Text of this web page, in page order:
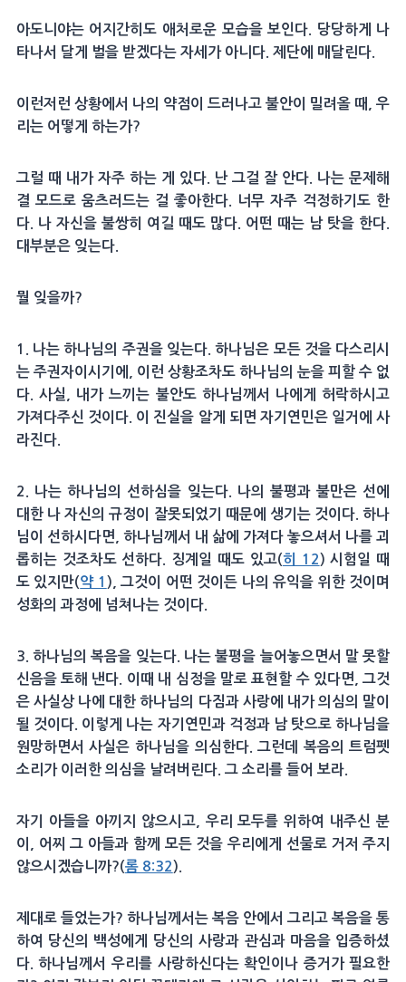
아도니야는 어지간히도 애처로운 모습을 보인다. 당당하게 나
타나서 달게 벌을 받겠다는 자세가 아니다. 제단에 매달린다.
이런저런 상황에서 나의 약점이 드러나고 불안이 밀려올 때, 우
리는 어떻게 하는가?
그럴 때 내가 자주 하는 게 있다. 난 그걸 잘 안다. 나는 문제해
결 모드로 움츠러드는 걸 좋아한다. 너무 자주 걱정하기도 한
다. 나 자신을 불쌍히 여길 때도 많다. 어떤 때는 남 탓을 한다.
대부분은 잊는다.
뭘 잊을까?
1. 나는 하나님의 주권을 잊는다. 하나님은 모든 것을 다스리시
는 주권자이시기에, 이런 상황조차도 하나님의 눈을 피할 수 없
다. 사실, 내가 느끼는 불안도 하나님께서 나에게 허락하시고
가져다주신 것이다. 이 진실을 알게 되면 자기연민은 일거에 사
라진다.
2. 나는 하나님의 선하심을 잊는다. 나의 불평과 불만은 선에
대한 나 자신의 규정이 잘못되었기 때문에 생기는 것이다. 하나
님이 선하시다면, 하나님께서 내 삶에 가져다 놓으셔서 나를 괴
롭히는 것조차도 선하다. 징계일 때도 있고( 히 12 ) 시험일 때
도 있지만( 약 1 ), 그것이 어떤 것이든 나의 유익을 위한 것이며
성화의 과정에 넘쳐나는 것이다.
3. 하나님의 복음을 잊는다. 나는 불평을 늘어놓으면서 말 못할
신음을 토해 낸다. 이때 내 심정을 말로 표현할 수 있다면, 그것
은 사실상 나에 대한 하나님의 다짐과 사랑에 내가 의심의 말이
될 것이다. 이렇게 나는 자기연민과 걱정과 남 탓으로 하나님을
원망하면서 사실은 하나님을 의심한다. 그런데 복음의 트럼펫
소리가 이러한 의심을 날려버린다. 그 소리를 들어 보라.
자기 아들을 아끼지 않으시고, 우리 모두를 위하여 내주신 분
이, 어찌 그 아들과 함께 모든 것을 우리에게 선물로 거저 주지
않으시겠습니까?(롬 8:32 ).
제대로 들었는가? 하나님께서는 복음 안에서 그리고 복음을 통
하여 당신의 백성에게 당신의 사랑과 관심과 마음을 입증하셨
다. 하나님께서 우리를 사랑하신다는 확인이나 증거가 필요한